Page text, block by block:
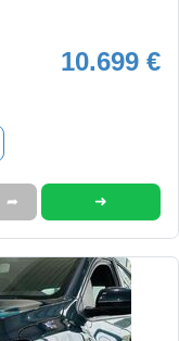
10.699 €
➦ ➜